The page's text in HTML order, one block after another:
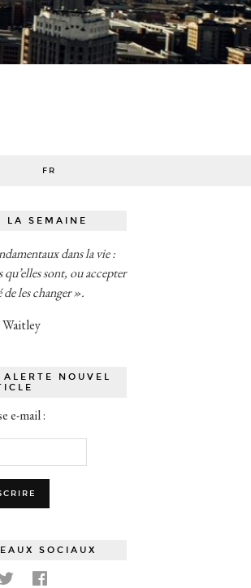
FR
LA SEMAINE
dans la vie :
qu’elles sont, ou accepter
les changer ».
NOUVEL
e-mail :
SOCIAUX